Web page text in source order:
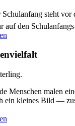
Schulanfang steht
auf den
Menschen malen
ein kleines Bild —